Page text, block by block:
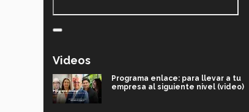
Videos
Programa enlace: para llevar a tu
empresa al siguiente nivel (video)